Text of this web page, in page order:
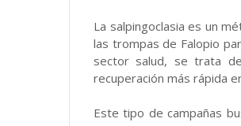
La salpingoclasia es un
las trompas de Falopio
sector salud, se trata
recuperación más rápida
Este tipo de campañas